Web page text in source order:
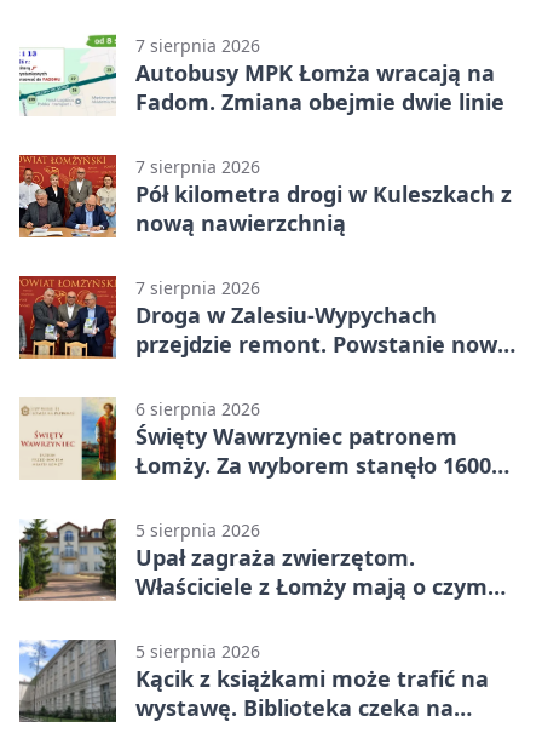
7 sierpnia 2026
Autobusy MPK Łomża wracają na
Fadom. Zmiana obejmie dwie linie
7 sierpnia 2026
Pół kilometra drogi w Kuleszkach z
nową nawierzchnią
7 sierpnia 2026
Droga w Zalesiu-Wypychach
przejdzie remont. Powstanie nowa
6 sierpnia 2026
Święty Wawrzyniec patronem
Łomży. Za wyborem stanęło 1600
5 sierpnia 2026
Upał zagraża zwierzętom.
Właściciele z Łomży mają o czym
5 sierpnia 2026
Kącik z książkami może trafić na
wystawę. Biblioteka czeka na